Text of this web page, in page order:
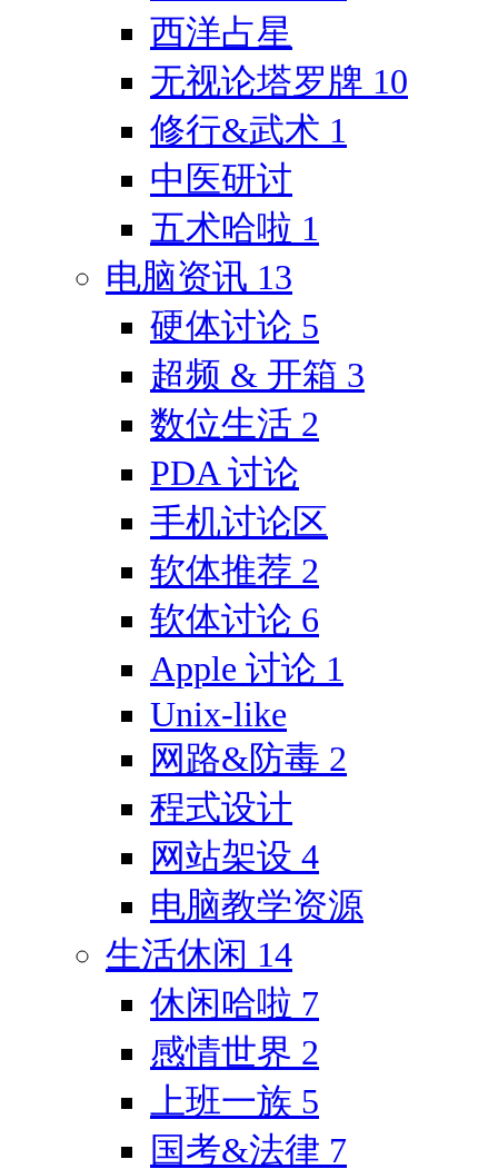
西洋占星
无视论塔罗牌 10
修行&武术 1
中医研讨
五术哈啦 1
电脑资讯 13
硬体讨论 5
超频 & 开箱 3
数位生活 2
PDA 讨论
手机讨论区
软体推荐 2
软体讨论 6
Apple 讨论 1
Unix-like
网路&防毒 2
程式设计
网站架设 4
电脑教学资源
生活休闲 14
休闲哈啦 7
感情世界 2
上班一族 5
国考&法律 7